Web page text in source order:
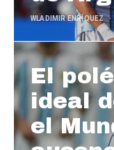
WLADIMIR ENRÍQUEZ
El
ideal
el